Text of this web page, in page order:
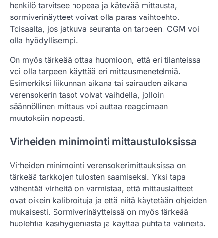
henkilö tarvitsee nopeaa ja kätevää mittausta,
sormiverinäytteet voivat olla paras vaihtoehto.
Toisaalta, jos jatkuva seuranta on tarpeen, CGM voi
olla hyödyllisempi.
On myös tärkeää ottaa huomioon, että eri tilanteissa
voi olla tarpeen käyttää eri mittausmenetelmiä.
Esimerkiksi liikunnan aikana tai sairauden aikana
verensokerin tasot voivat vaihdella, jolloin
säännöllinen mittaus voi auttaa reagoimaan
muutoksiin nopeasti.
Virheiden minimointi mittaustuloksissa
Virheiden minimointi verensokerimittauksissa on
tärkeää tarkkojen tulosten saamiseksi. Yksi tapa
vähentää virheitä on varmistaa, että mittauslaitteet
ovat oikein kalibroituja ja että niitä käytetään ohjeiden
mukaisesti. Sormiverinäytteissä on myös tärkeää
huolehtia käsihygieniasta ja käyttää puhtaita välineitä.